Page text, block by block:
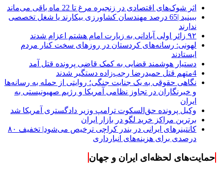
اثر شوک‌های اقتصادی در زنجیره مرغ تا 22 ماه باقی می‌ماند
ببینید |65 درصد مهندسان کشاورزی بیکارند یا شغل تخصصی
ندارند
۹۲ زائر اولی آبادانی به زیارت امام هشتم اعزام شدند
لهونی: رسانه‌های کردستان در روزهای سخت کنار مردم
ایستادند
دستیار هوشمند قضایی به کمک قاضی پرونده قتل آمد
4متهم قتل حمیدرضا رجب‌زاده دستگیر شدند
نگاهی حقوقی به یک جنایت جنگی؛ روایتی از حمله به رسانه‌ها
و خبرنگاران در تجاوز نظامی آمریکا و رژیم صهیونیستی به
ایران
وکیل پرونده حق‌السکوت ترامپ وزیر دادگستری آمریکا شد
برترین مراکز خرید لگو در بازار ایران
کانتینرهای ایرانی در بندر کراچی ترخیص می‌شود| تخفیف ۸۰
درصدی برای هزینه‌های انبارداری
حمایت‌های لحظه‌ای ایران و جهان